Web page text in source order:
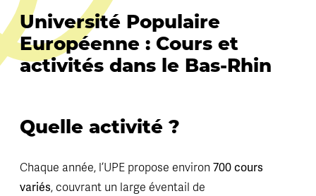
Université Populaire
Européenne : Cours et
activités dans le Bas-Rhin
Quelle activité ?
Chaque année, l’UPE propose environ 700 cours
variés, couvrant un large éventail de